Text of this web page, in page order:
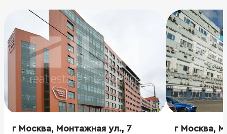
г Москва, Монтажная ул., 7 г Москва,